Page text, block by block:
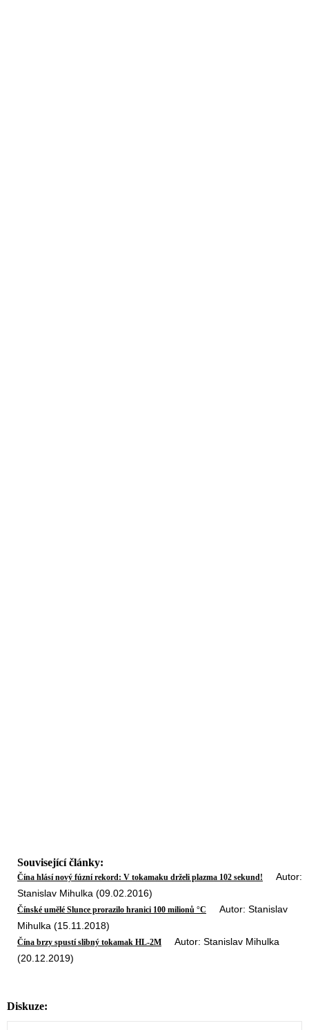
Související články:
Čína hlásí nový fúzní rekord: V tokamaku drželi plazma 102 sekund!
Autor:
Stanislav Mihulka (09.02.2016)
Čínské umělé Slunce prorazilo hranici 100 milionů °C
Autor: Stanislav
Mihulka (15.11.2018)
Čína brzy spustí slibný tokamak HL-2M Autor: Stanislav Mihulka
(20.12.2019)
Diskuze: